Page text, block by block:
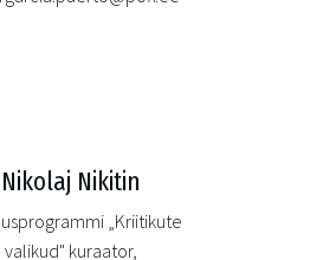
Nikolaj Nikitin
„Kriitikute
valikud" kuraator,